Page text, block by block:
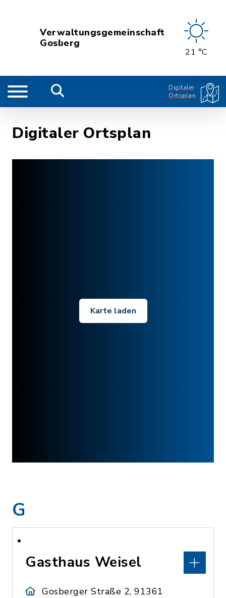
Verwaltungsgemeinschaft
Gosberg
21 °C
Digitaler
Ortsplan
Digitaler Ortsplan
Karte laden
G
Gasthaus Weisel
Gosberger Straße 2, 91361